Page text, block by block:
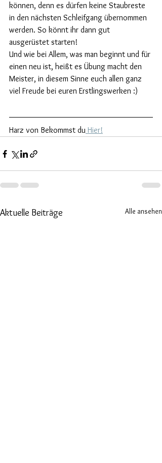
können, denn es dürfen keine Staubreste
in den nächsten Schleifgang übernommen
werden. So könnt ihr dann gut
ausgerüstet starten!
Und wie bei Allem, was man beginnt und für
einen neu ist, heißt es Übung macht den
Meister, in diesem Sinne euch allen ganz
viel Freude bei euren Erstlingswerken :)
Harz von Bekommst du Hier!
Aktuelle Beiträge Alle ansehen